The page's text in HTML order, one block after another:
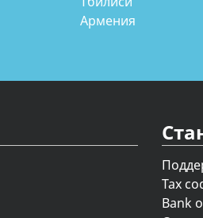
Армения
Tax
Bank